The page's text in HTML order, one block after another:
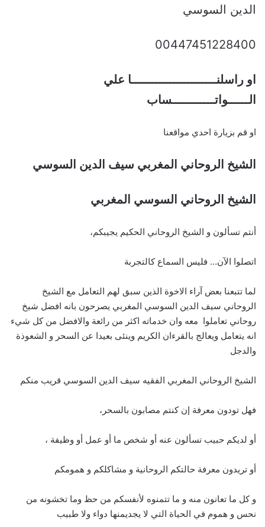
الدين السوسي
00447451228400
او راسلنــــــــــــــــــــــــا علي
الــــــواتــــــــــــساب
او قم بزيارة احدي مواقعنا
الشيخ الروحاني المغربي سيف الدين السوسي
الشيخ الروحاني السوسي المغربي
أنتم تسألون و الشيخ الروحاني الحكيم يجيبكم،
اتصلوا الآن… فليس السماع كالتجربة
لما تتبعنا بعض آراء الاخوة الذين سبق لهم التعامل مع الشيخ
الروحاني سيف الدين السوسي المغربي يصرحون بانه افضل شيخ
روحاني تعاملوا معه وان خدماته اكثر من رائعة والافضل من كل شيء
انه يتعامل ويعالج بالقرءان الكريم وينئى بعيدا عن السحر و الشعوذة
والدجل
الشيخ الروحاني المغربي الفقيه سيف الدين السوسي قريب منكم
فهل تودون معرفة إن كنتم مصابون بالسحر،
أو لديكم حبيب تسألون عنه أو شخص ما أو عمل أو وظيفة ،
أو تريدون معرفة حالتكم الروحانية و مشاكلكم و همومكم
و كل ما تعانون منه و ما تتمنوه لأنفسكم من حظ وما تخشونه من
نحس و هموم في الحياة التي لا يجديمنها دواء ولا طبيب